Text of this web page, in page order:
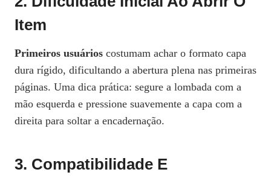
Item
Primeiros usuários costumam achar o formato capa
dura rígido, dificultando a abertura plena nas primeiras
páginas. Uma dica prática: segure a lombada com a
mão esquerda e pressione suavemente a capa com a
direita para soltar a encadernação.
3. Compatibilidade E